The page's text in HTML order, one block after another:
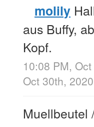
molily
aus Buffy,
Kopf.
10:08 PM,
Oct 30th, 2020
Muellbeutel /